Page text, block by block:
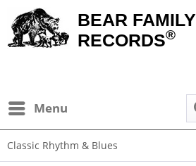
BEAR FAMILY
RECORDS®
Menu
Classic Rhythm & Blues